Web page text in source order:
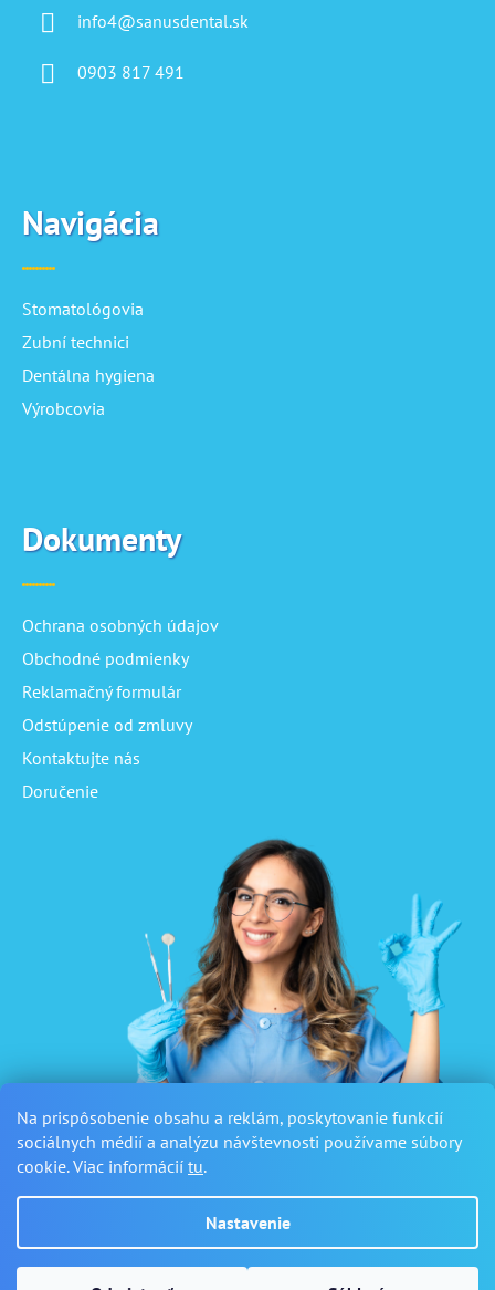
Na prispôsobenie obsahu a reklám, poskytovanie funkcií
sociálnych médií a analýzu návštevnosti používame súbory
cookie. Viac informácií tu.
Nastavenie
info4@sanusdental.sk
0903 817 491
Navigácia
Stomatológovia
Zubní technici
Dentálna hygiena
Výrobcovia
Dokumenty
Ochrana osobných údajov
Obchodné podmienky
Reklamačný formulár
Odstúpenie od zmluvy
Kontaktujte nás
Doručenie
Vytvoril Shoptet a
Adatelier